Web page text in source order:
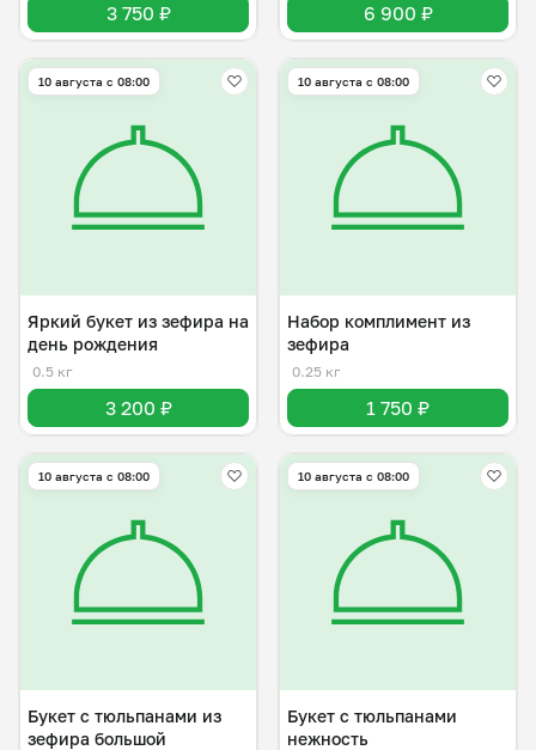
3 750 ₽ 6 900 ₽
10 августа с 08:00
Яркий букет из зефира на
день рождения
0.5 кг
3 200 ₽
10 августа с 08:00
Набор комплимент из
зефира
0.25 кг
1 750 ₽
10 августа с 08:00
Букет с тюльпанами из
зефира большой
10 августа с 08:00
Букет с тюльпанами
нежность